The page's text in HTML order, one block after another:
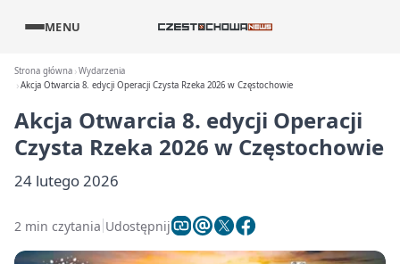
MENU
Strona główna Wydarzenia
Akcja Otwarcia 8. edycji Operacji Czysta Rzeka 2026 w Częstochowie
Akcja Otwarcia 8. edycji Operacji
Czysta Rzeka 2026 w Częstochowie
24 lutego 2026
2 min czytania Udostępnij